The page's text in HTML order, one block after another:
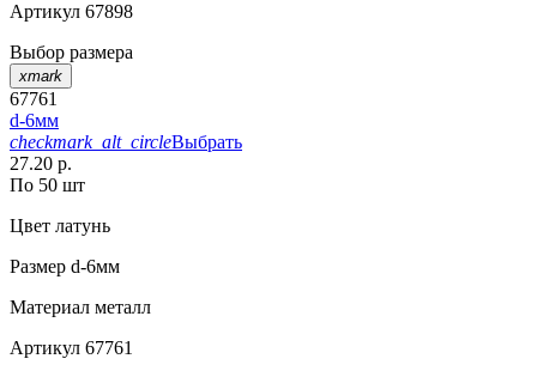
Артикул 67898
Выбор размера
xmark
67761
d-6мм
checkmark_alt_circleВыбрать
27.20 р.
По 50 шт
Цвет латунь
Размер d-6мм
Материал металл
Артикул 67761